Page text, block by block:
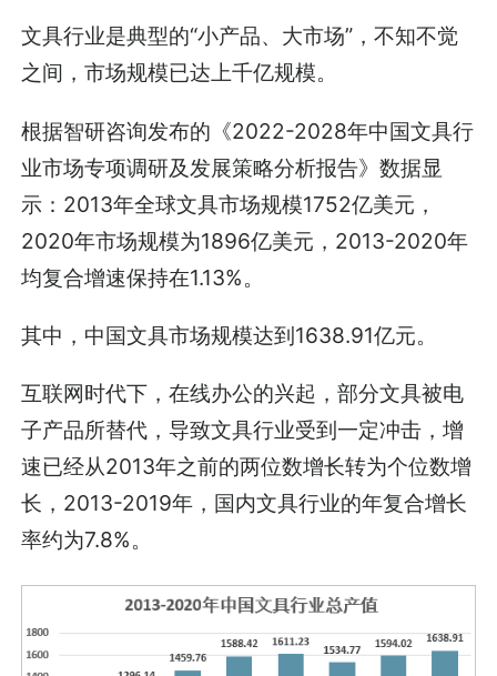
文具行业是典型的“小产品、大市场”，不知不觉
之间，市场规模已达上千亿规模。
根据智研咨询发布的《2022-2028年中国文具行
业市场专项调研及发展策略分析报告》数据显
示：2013年全球文具市场规模1752亿美元，
2020年市场规模为1896亿美元，2013-2020年
均复合增速保持在1.13%。
其中，中国文具市场规模达到1638.91亿元。
互联网时代下，在线办公的兴起，部分文具被电
子产品所替代，导致文具行业受到一定冲击，增
速已经从2013年之前的两位数增长转为个位数增
长，2013-2019年，国内文具行业的年复合增长
率约为7.8%。